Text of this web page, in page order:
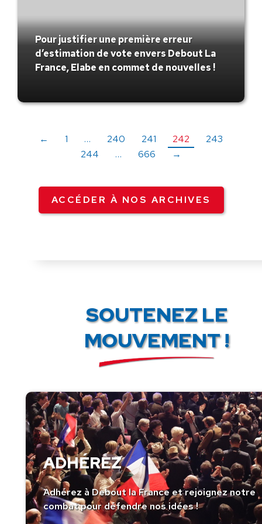
Pour justifier une première erreur
d’estimation de vote envers Debout La
France, Elabe en commet de nouvelles !
← 1 … 240 241 242
243
244
… 666 →
ACCÉDER À NOS ARCHIVES
SOUTENEZ LE
MOUVEMENT !
ADHÉREZ
Adhérez à Debout la France et rejoignez notre
combat pour défendre nos idées !